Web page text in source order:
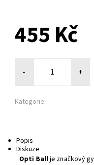
455 Kč
- +
Kategorie:
Popis
Diskuze
Opti Ballje značkový